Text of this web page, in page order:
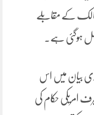
کے مقابلے
ہوگئی ہے۔
بیان میں اس
امریکی حکام کی